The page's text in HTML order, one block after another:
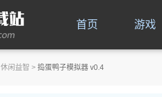
首页 游戏
休闲益智 > 捣蛋鸭子模拟器 v0.4